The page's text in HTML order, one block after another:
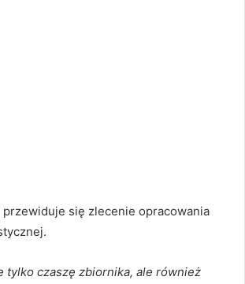
przewiduje się zlecenie opracowania
tylko czaszę zbiornika, ale również